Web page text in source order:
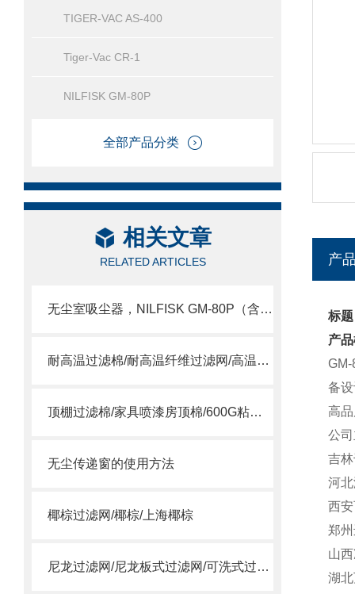
TIGER-VAC AS-400
Tiger-Vac CR-1
NILFISK GM-80P
全部产品分类
相关文章
RELATED ARTICLES
无尘室吸尘器，NILFISK GM-80P（含HEPA）
耐高温过滤棉/耐高温纤维过滤网/高温合成纤维滤棉
顶棚过滤棉/家具喷漆房顶棉/600G粘性过滤棉
无尘传递窗的使用方法
椰棕过滤网/椰棕/上海椰棕
尼龙过滤网/尼龙板式过滤网/可洗式过滤网
产
标
产
备
高
公
吉
河
西
郑
山
湖